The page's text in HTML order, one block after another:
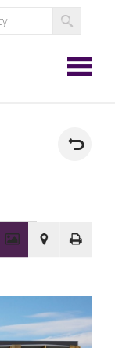
ofertę
Zgłoś